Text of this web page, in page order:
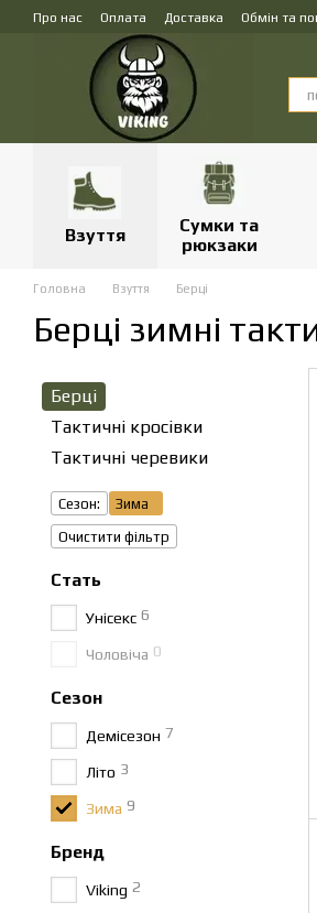
Перейти до основного контенту
Про нас Оплата Доставка Обмін та
Взуття
Сумки та
рюкзаки
Головна Взуття Берці
Берці зимні
Берці
Тактичні кросівки
Тактичні черевики
Сезон:
Зима
Очистити фільтр
Стать
Унісекс 6
Чоловіча 0
Сезон
Демісезон 7
Літо 3
Зима 9
Бренд
Viking 2